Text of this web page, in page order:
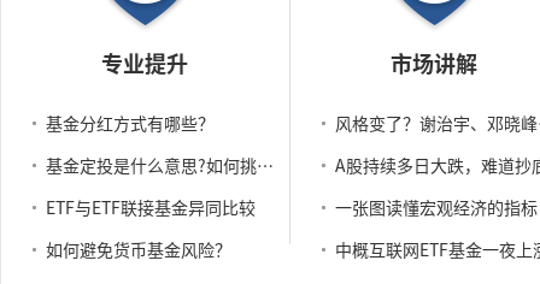
专业提升
基金分红方式有哪些？
基金定投是什么意思?如何挑选适合定投的基金?
ETF与ETF联接基金异同比较
如何避免货币基金风险？
市场讲解
风格
一张图读懂宏观经济的指标